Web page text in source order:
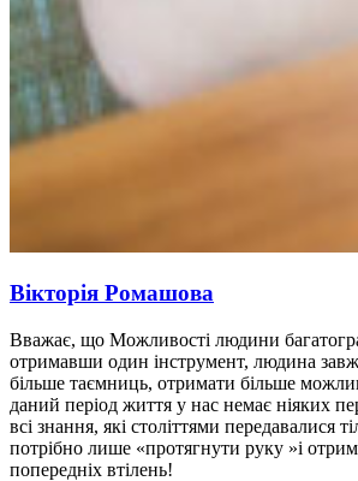
Вікторія Ромашова
Вважає, що Можливості людини
отримавши один інструмент, людина
більше таємниць, отримати більше
даний період життя у нас немає ніяких
всі знання, які століттями передавалися
потрібно лише «протягнути руку »і
попередніх втілень!